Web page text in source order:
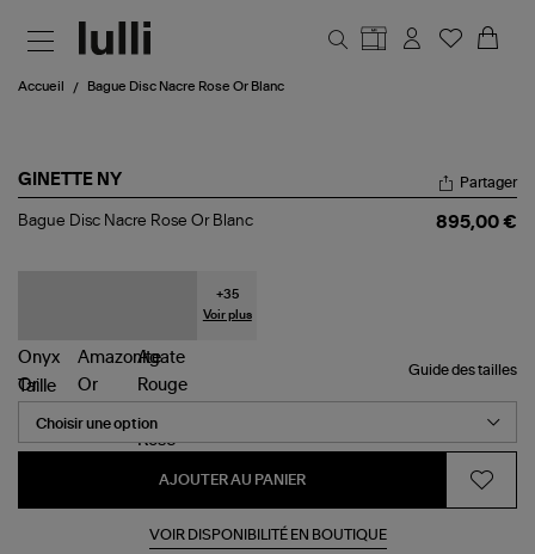
Accueil Bague Disc Nacre Rose Or Blanc
GINETTE NY
Bague
Partager
Bague Disc Nacre Rose Or Blanc 895,00 €
+35
Voir plus
Guide des tailles
Taille
AJOUTER AU PANIER
VOIR DISPONIBILITÉ EN BOUTIQUE